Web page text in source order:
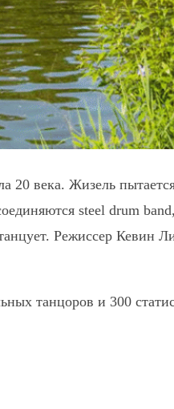
20 века. Жизель
steel drum
Режиссер Кевин
танцоров и 300